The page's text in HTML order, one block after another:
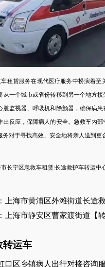
租赁服务在现代医疗服务中扮演着
从一个城市或省份转移到另一个地方
脏监视器、呼吸机和除颤器，确保病
出反应，保障病人的安全。急救车内
务对于寻找高效、安全地将亲人送到更
长宁区急救车租赁:长途救护车转运中
上海市黄浦区外滩街道长途
上海市静安区曹家渡街道【
转运车
口区乡镇病人出行对接咨询